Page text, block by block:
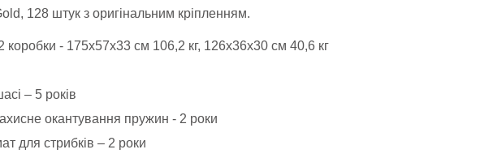
128 штук з оригінальним кріпленням.
коробки - 175x57x33 см 106,2 кг, 126x36x30 см 40,6 кг
– 5 років
окантування пружин - 2 роки
для стрибків – 2 роки